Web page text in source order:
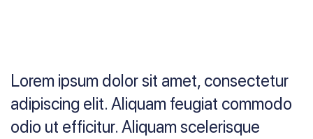
Lorem ipsum dolor sit amet, consectetur
adipiscing elit. Aliquam feugiat commodo
odio ut efficitur. Aliquam scelerisque